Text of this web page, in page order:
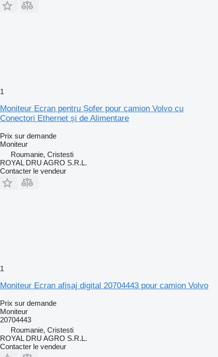
1
Moniteur Ecran pentru Șofer pour camion Volvo cu
Conectori Ethernet și de Alimentare
Prix sur demande
Moniteur
Roumanie, Cristesti
ROYAL DRU AGRO S.R.L.
Contacter le vendeur
1
Moniteur Ecran afișaj digital 20704443 pour camion Volvo
Prix sur demande
Moniteur
20704443
Roumanie, Cristesti
ROYAL DRU AGRO S.R.L.
Contacter le vendeur